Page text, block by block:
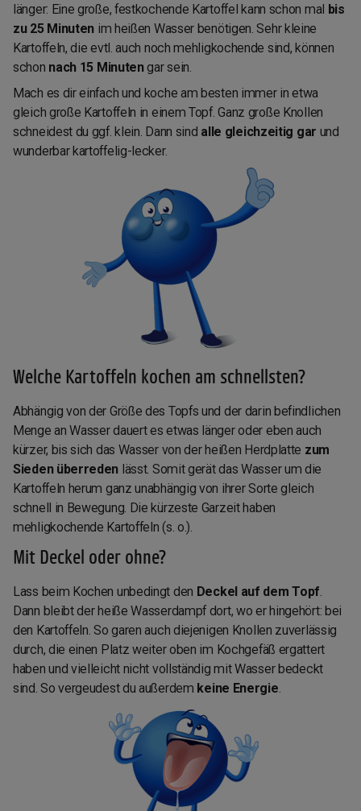
länger: Eine große, festkochende Kartoffel kann schon mal bis
zu 25 Minuten im heißen Wasser benötigen. Sehr kleine
Kartoffeln, die evtl. auch noch mehligkochende sind, können
schon nach 15 Minutengar sein.
Mach es dir einfach und koche am besten immer in etwa
gleich große Kartoffeln in einem Topf. Ganz große Knollen
schneidest du ggf. klein. Dann sind alle gleichzeitig gar und
wunderbar kartoffelig-lecker.
Welche Kartoffeln kochen am schnellsten?
Abhängig von der Größe des Topfs und der darin befindlichen
Menge an Wasser dauert es etwas länger oder eben auch
kürzer, bis sich das Wasser von der heißen Herdplatte zum
Sieden überreden lässt. Somit gerät das Wasser um die
Kartoffeln herum ganz unabhängig von ihrer Sorte gleich
schnell in Bewegung. Die kürzeste Garzeit haben
mehligkochende Kartoffeln (s. o.).
Mit Deckel oder ohne?
Lass beim Kochen unbedingt den Deckel auf dem Topf.
Dann bleibt der heiße Wasserdampf dort, wo er hingehört: bei
den Kartoffeln. So garen auch diejenigen Knollen zuverlässig
durch, die einen Platz weiter oben im Kochgefäß ergattert
haben und vielleicht nicht vollständig mit Wasser bedeckt
sind. So vergeudest du außerdem keine Energie.